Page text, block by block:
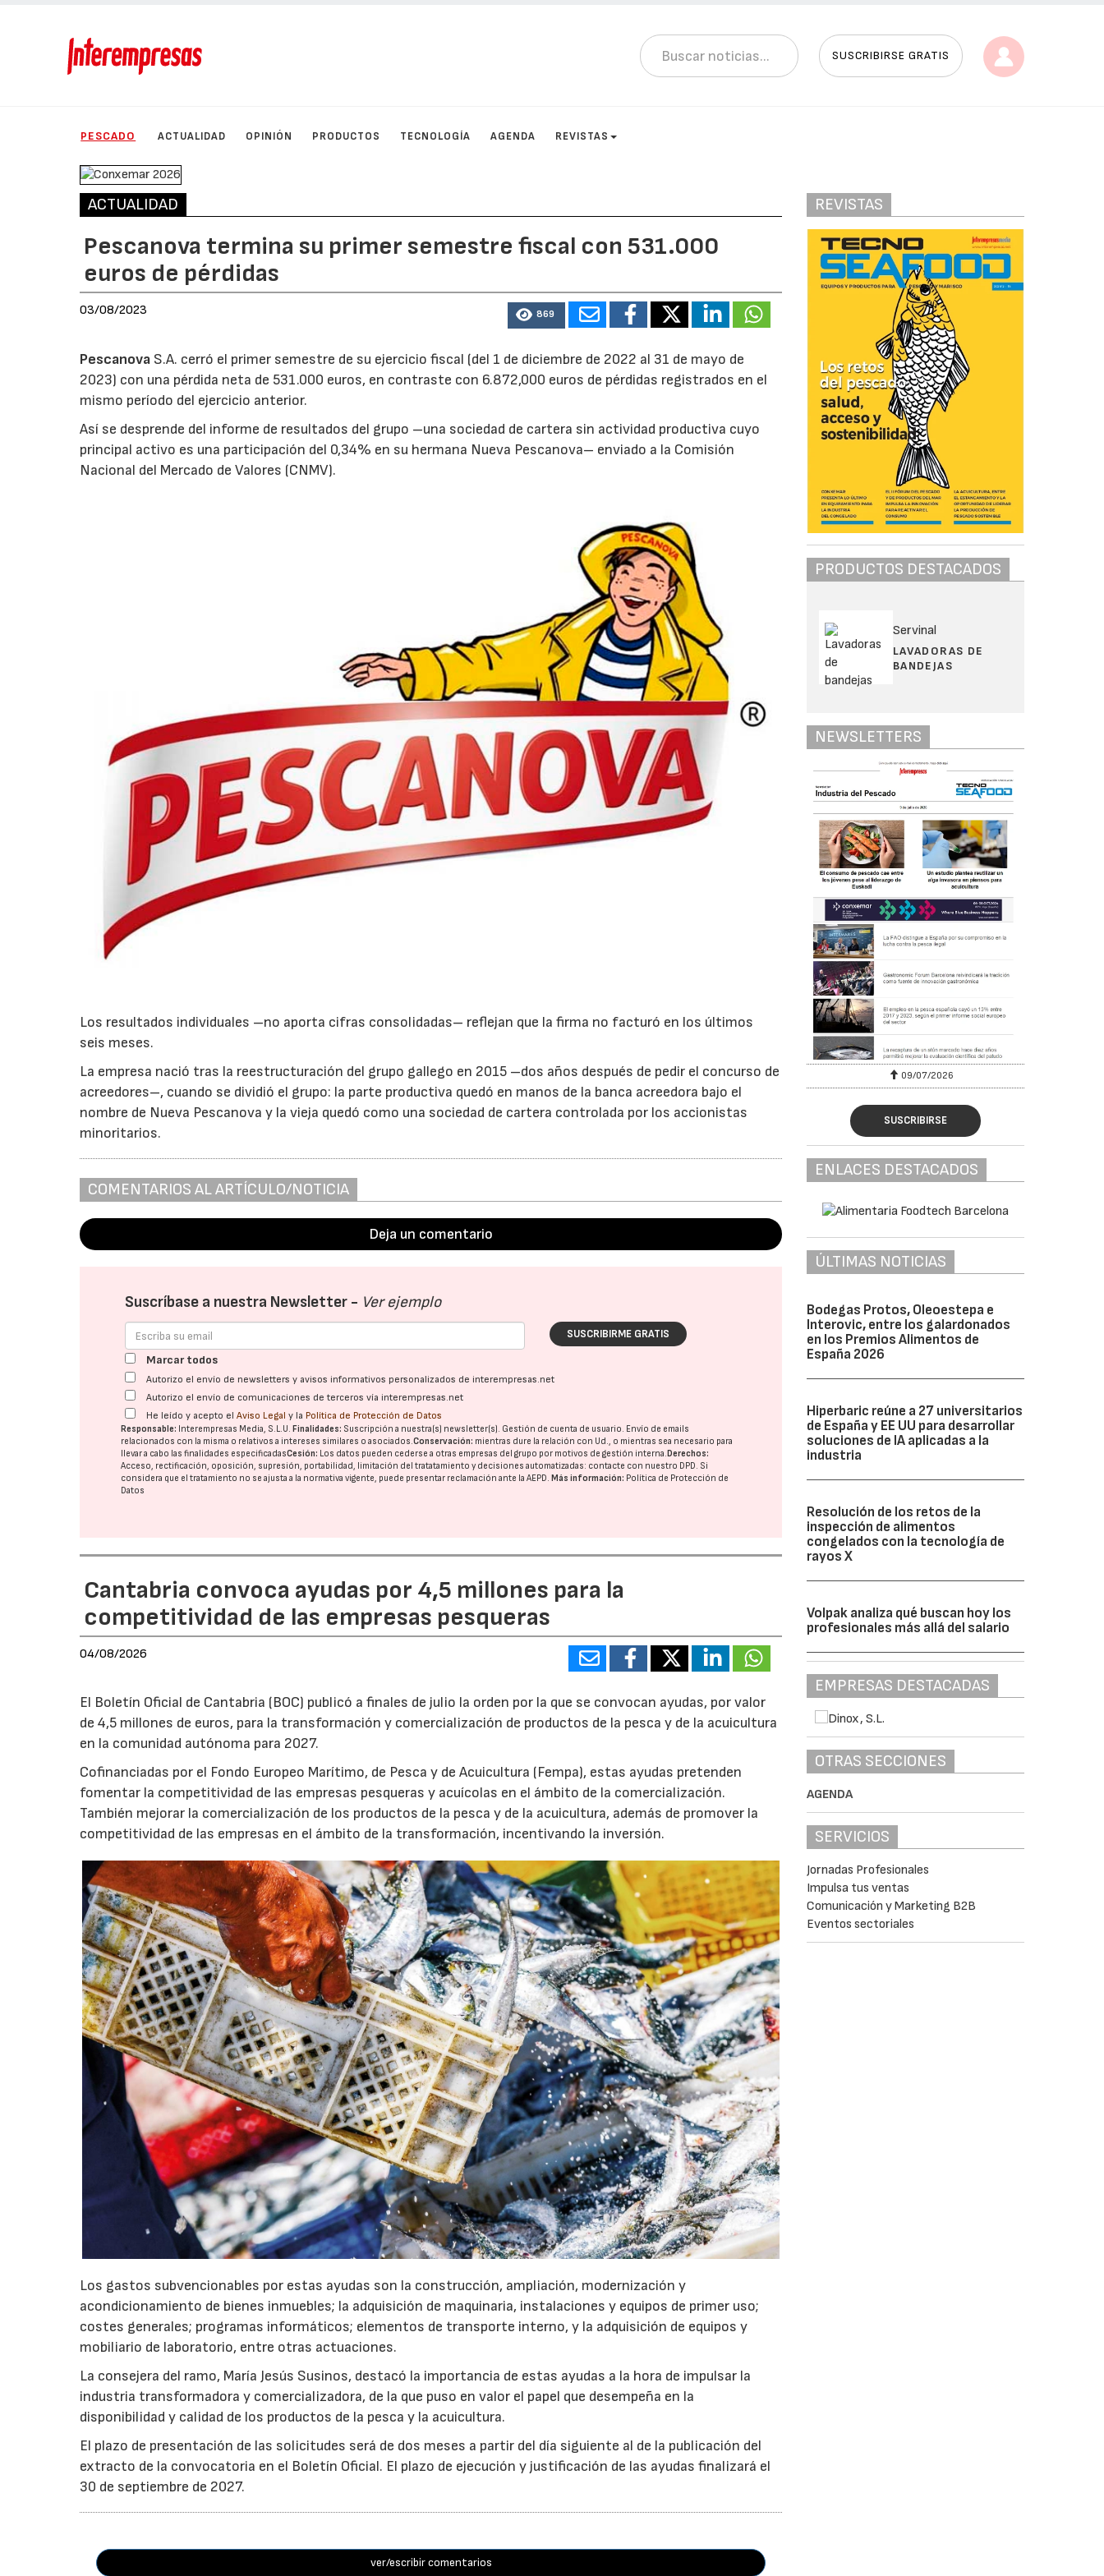
SUSCRIBIRSE GRATIS
PESCADO ACTUALIDAD OPINIÓN PRODUCTOS TECNOLOGÍA AGENDA REVISTAS
ACTUALIDAD
Pescanova termina su primer semestre fiscal con 531.000
euros de pérdidas
03/08/2023 869
Pescanova S.A. cerró el primer semestre de su ejercicio fiscal (del 1 de diciembre de 2022 al 31 de mayo de
2023) con una pérdida neta de 531.000 euros, en contraste con 6.872,000 euros de pérdidas registrados en el
mismo período del ejercicio anterior.
Así se desprende del informe de resultados del grupo –una sociedad de cartera sin actividad productiva cuyo
principal activo es una participación del 0,34% en su hermana Nueva Pescanova– enviado a la Comisión
Nacional del Mercado de Valores (CNMV).
Los resultados individuales –no aporta cifras consolidadas– reflejan que la firma no facturó en los últimos
seis meses.
La empresa nació tras la reestructuración del grupo gallego en 2015 –dos años después de pedir el concurso de
acreedores–, cuando se dividió el grupo: la parte productiva quedó en manos de la banca acreedora bajo el
nombre de Nueva Pescanova y la vieja quedó como una sociedad de cartera controlada por los accionistas
minoritarios.
COMENTARIOS AL ARTÍCULO/NOTICIA
Deja un comentario
Suscríbase a nuestra Newsletter - Ver ejemplo
SUSCRIBIRME GRATIS
Marcar todos
Autorizo el envío de newsletters y avisos informativos personalizados de interempresas.net
Autorizo el envío de comunicaciones de terceros vía interempresas.net
He leído y acepto elAviso Legal y la Política de Protección de Datos
Responsable: Interempresas Media, S.L.U. Finalidades: Suscripción a nuestra(s) newsletter(s). Gestión de cuenta de usuario. Envío de emails
relacionados con la misma o relativos a intereses similares o asociados.Conservación: mientras dure la relación con Ud., o mientras sea necesario para
llevar a cabo las finalidades especificadasCesión: Los datos pueden cederse a otras empresas del grupo por motivos de gestión interna. Derechos:
Acceso, rectificación, oposición, supresión, portabilidad, limitación del tratatamiento y decisiones automatizadas: contacte con nuestro DPD. Si
considera que el tratamiento no se ajusta a la normativa vigente, puede presentar reclamación ante laAEPD. Más información: Política de Protección de
Datos
Cantabria convoca ayudas por 4,5 millones para la
competitividad de las empresas pesqueras
04/08/2026
El Boletín Oficial de Cantabria (BOC) publicó a finales de julio la orden por la que se convocan ayudas, por valor
de 4,5 millones de euros, para la transformación y comercialización de productos de la pesca y de la acuicultura
en la comunidad autónoma para 2027.
Cofinanciadas por el Fondo Europeo Marítimo, de Pesca y de Acuicultura (Fempa), estas ayudas pretenden
fomentar la competitividad de las empresas pesqueras y acuícolas en el ámbito de la comercialización.
También mejorar la comercialización de los productos de la pesca y de la acuicultura, además de promover la
competitividad de las empresas en el ámbito de la transformación, incentivando la inversión.
Los gastos subvencionables por estas ayudas son la construcción, ampliación, modernización y
acondicionamiento de bienes inmuebles; la adquisición de maquinaria, instalaciones y equipos de primer uso;
costes generales; programas informáticos; elementos de transporte interno, y la adquisición de equipos y
mobiliario de laboratorio, entre otras actuaciones.
La consejera del ramo, María Jesús Susinos, destacó la importancia de estas ayudas a la hora de impulsar la
industria transformadora y comercializadora, de la que puso en valor el papel que desempeña en la
disponibilidad y calidad de los productos de la pesca y la acuicultura.
El plazo de presentación de las solicitudes será de dos meses a partir del día siguiente al de la publicación del
extracto de la convocatoria en el Boletín Oficial. El plazo de ejecución y justificación de las ayudas finalizará el
30 de septiembre de 2027.
ver/escribir comentarios
REVISTAS
PRODUCTOS DESTACADOS
Servinal
LAVADORAS DE
BANDEJAS
NEWSLETTERS
09/07/2026 23/07/2026 09/07/2026
SUSCRIBIRSE
ENLACES DESTACADOS
ÚLTIMAS NOTICIAS
Bodegas Protos, Oleoestepa e
Interovic, entre los galardonados
en los Premios Alimentos de
España 2026
Hiperbaric reúne a 27 universitarios
de España y EE UU para desarrollar
soluciones de IA aplicadas a la
industria
Resolución de los retos de la
inspección de alimentos
congelados con la tecnología de
rayos X
Volpak analiza qué buscan hoy los
profesionales más allá del salario
EMPRESAS DESTACADAS
OTRAS SECCIONES
AGENDA
SERVICIOS
Jornadas Profesionales
Impulsa tus ventas
Comunicación y Marketing B2B
Eventos sectoriales